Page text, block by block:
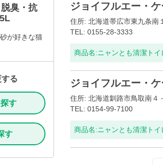
臭・抗
が好きな猫
る
す
す
ジョイフルエー・
住所: 北海道帯広市東九条南
TEL: 0155-28-3333
商品名:ニャンとも清潔ト
ジョイフルエー・
住所: 北海道釧路市鳥取南４
TEL: 0154-99-7100
商品名:ニャンとも清潔ト